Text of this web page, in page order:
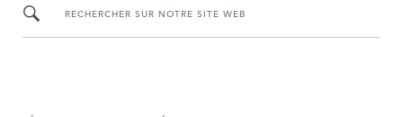
RECHERCHER SUR NOTRE SITE WEB